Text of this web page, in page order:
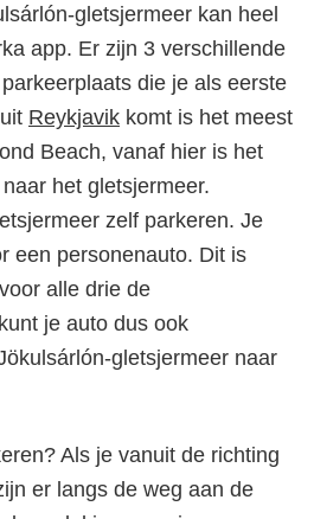
gletsjermeer kan heel
app. Er zijn 3 verschillende
die je als eerste
Reykjavik komt is het meest
Beach, vanaf hier is het
het gletsjermeer.
zelf parkeren. Je
een personenauto. Dit is
alle drie de
je auto dus ook
gletsjermeer naar
Als je vanuit de richting
er langs de weg aan de